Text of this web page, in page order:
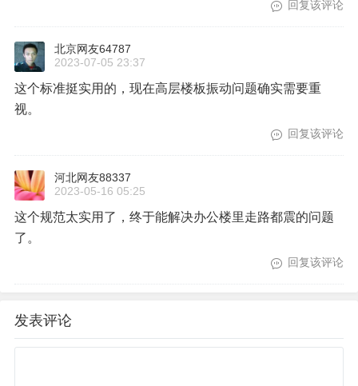
回复该评论
北京网友64787
2023-07-05 23:37
这个标准挺实用的，现在高层楼板振动问题确实需要重
视。
回复该评论
河北网友88337
2023-05-16 05:25
这个规范太实用了，终于能解决办公楼里走路都震的问题
了。
回复该评论
发表评论